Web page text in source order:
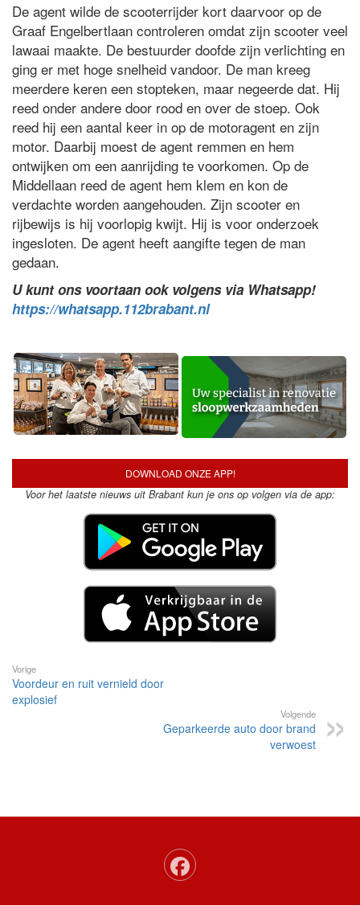
De agent wilde de scooterrijder kort daarvoor op de
Graaf Engelbertlaan controleren omdat zijn scooter veel
lawaai maakte. De bestuurder doofde zijn verlichting en
ging er met hoge snelheid vandoor. De man kreeg
meerdere keren een stopteken, maar negeerde dat. Hij
reed onder andere door rood en over de stoep. Ook
reed hij een aantal keer in op de motoragent en zijn
motor. Daarbij moest de agent remmen en hem
ontwijken om een aanrijding te voorkomen. Op de
Middellaan reed de agent hem klem en kon de
verdachte worden aangehouden. Zijn scooter en
rijbewijs is hij voorlopig kwijt. Hij is voor onderzoek
ingesloten. De agent heeft aangifte tegen de man
gedaan.
U kunt ons voortaan ook volgens via Whatsapp!
https://whatsapp.112brabant.nl
DOWNLOAD ONZE APP!
Voor het laatste nieuws uit Brabant kun je ons op volgen via de app:
Vorige
Voordeur en ruit vernield door
explosief
Volgende
Geparkeerde auto door brand
verwoest